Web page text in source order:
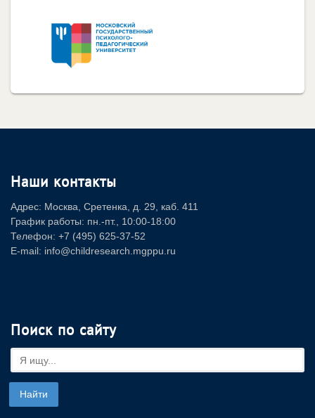
Наши контакты
Адрес: Москва, Сретенка, д. 29, каб. 411
График работы: пн.-пт., 10:00-18:00
Телефон: +7 (495) 625-37-52
E-mail: info@childresearch.mgppu.ru
Поиск по сайту